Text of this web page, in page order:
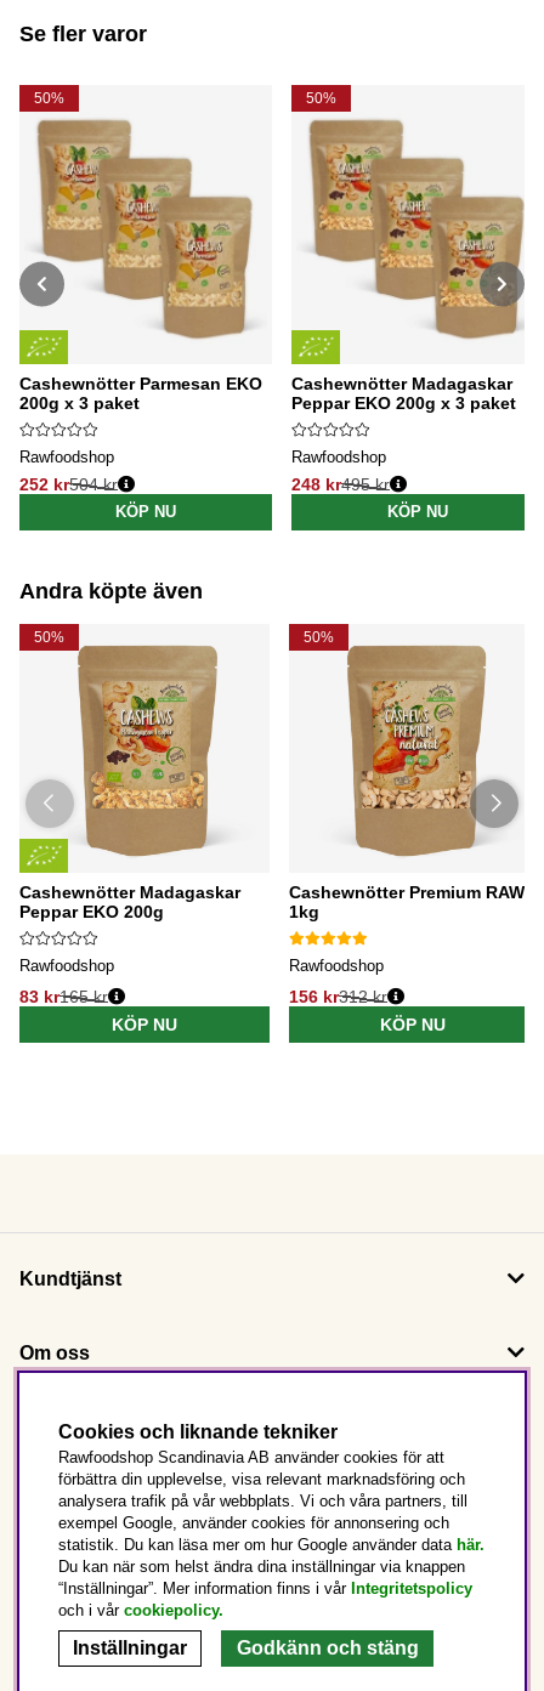
Se fler varor
50%
Cashewnötter Parmesan EKO
200g x 3 paket
Rawfoodshop
252 kr
Ordinarie pris:
504 kr
KÖP NU
50%
Cashewnötter Madagaskar
Peppar EKO 200g x 3 paket
Rawfoodshop
248 kr
Ordinarie pris:
495 kr
KÖP NU
Andra köpte även
50%
Cashewnötter Madagaskar
Peppar EKO 200g
Rawfoodshop
83 kr165 kr
KÖP NU
50%
Cashewnötter Premium RAW
1kg
Rawfoodshop
156 kr312 kr
KÖP NU
Kundtjänst
Om oss
Följ oss
Det här är Rawfoodshop
Sverige
Cookies och liknande tekniker
Rawfoodshop Scandinavia AB använder cookies för att
förbättra din upplevelse, visa relevant marknadsföring och
analysera trafik på vår webbplats. Vi och våra partners, till
exempel Google, använder cookies för annonsering och
statistik. Du kan läsa mer om hur Google använder data här.
Du kan när som helst ändra dina inställningar via knappen
“Inställningar”. Mer information finns i vår Integritetspolicy
och i vår cookiepolicy.
Inställningar Godkänn och stäng